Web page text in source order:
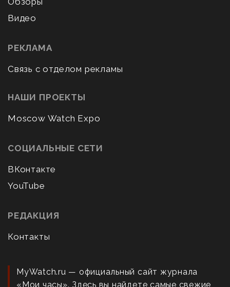
Видео
РЕКЛАМА
Связь с отделом рекламы
НАШИ ПРОЕКТЫ
Moscow Watch Expo
СОЦИАЛЬНЫЕ СЕТИ
ВКонтакте
YouTube
РЕДАКЦИЯ
Контакты
MyWatch.ru — официальный сайт журнала
«Мои часы». Здесь вы найдете самые свежие